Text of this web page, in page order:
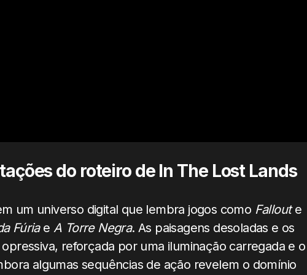
do roteiro de In The Lost Lands
um universo digital que lembra jogos como Falloute
FúriaeA Torre Negra. As paisagens desoladas e os
reforçada por uma iluminação carregada e o
algumas sequências de ação revelem o domínio